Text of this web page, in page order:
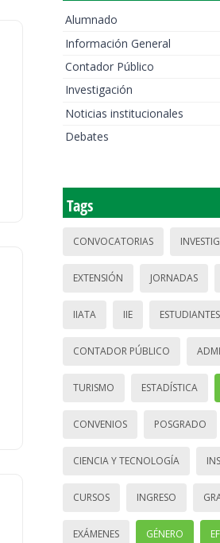
Alumnado
Información General
Contador Público
Investigación
Noticias institucionales
Debates
Tags
CONVOCATORIAS
EXTENSIÓN JORNADAS
IIATA IIE ESTUDIANTES
CONTADOR PÚBLICO
TURISMO ESTADÍSTICA
CONVENIOS POSGRADO
CIENCIA Y TECNOLOGÍA
CURSOS INGRESO
EXÁMENES GÉNERO